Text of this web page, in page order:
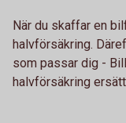
När du skaffar en
halvförsäkring.
som passar dig -
halvförsäkring